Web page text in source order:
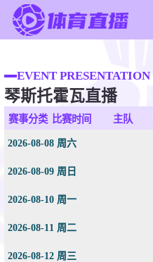
足球直播
篮球直播
足球录像
篮球新闻
EVENT PRESENTATION
琴斯托霍瓦直播
赛事分类 比赛时间 主队
2026-08-08 周六
2026-08-09 周日
2026-08-10 周一
2026-08-11 周二
2026-08-12 周三